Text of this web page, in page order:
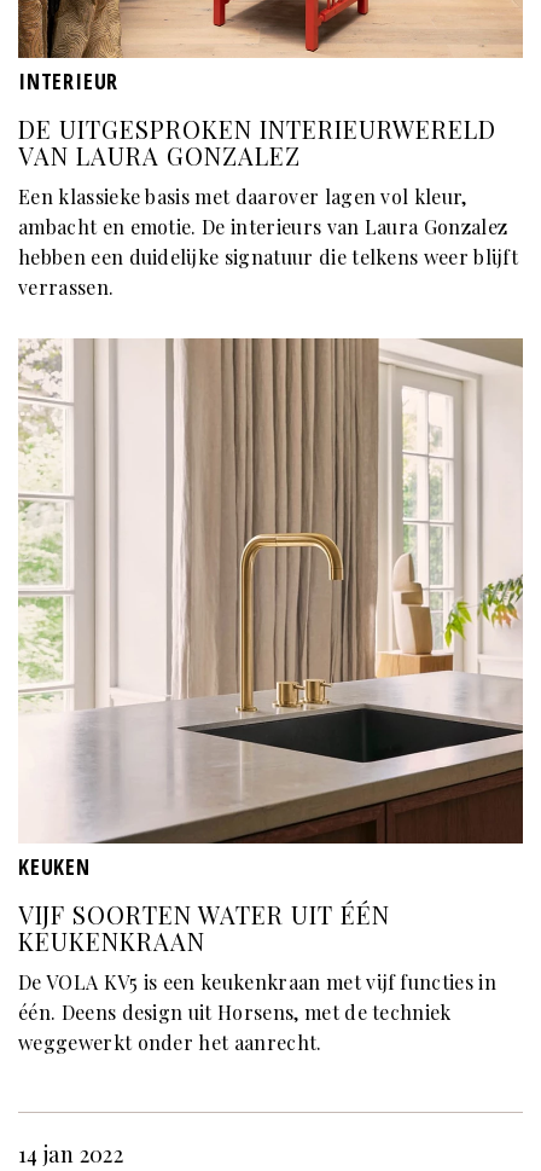
INTERIEUR
DE UITGESPROKEN INTERIEURWERELD
VAN LAURA GONZALEZ
Een klassieke basis met daarover lagen vol kleur,
ambacht en emotie. De interieurs van Laura Gonzalez
hebben een duidelijke signatuur die telkens weer blijft
verrassen.
KEUKEN
VIJF SOORTEN WATER UIT ÉÉN
KEUKENKRAAN
De VOLA KV5 is een keukenkraan met vijf functies in
één. Deens design uit Horsens, met de techniek
weggewerkt onder het aanrecht.
14 jan 2022